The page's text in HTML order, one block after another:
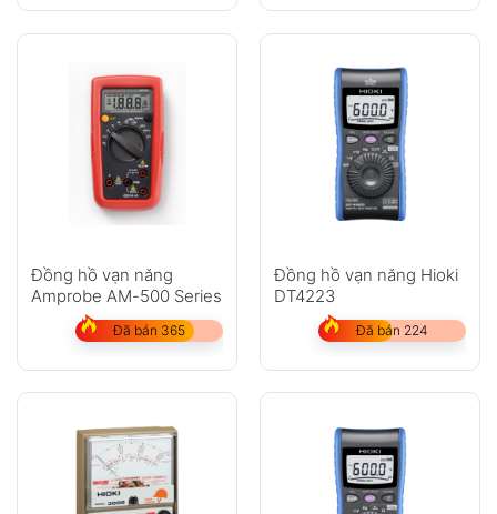
Đồng hồ vạn năng
Amprobe AM-500 Series
Đã bán 365
Đồng hồ vạn năng Hioki
DT4223
Đã bán 224